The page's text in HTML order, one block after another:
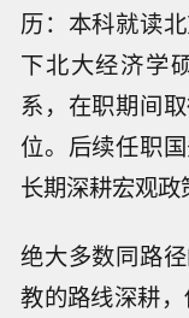
历：本科就读
下北大经济学
系，在职期间
位。后续任职
长期深耕宏观政
绝大多数同路
教的路线深耕